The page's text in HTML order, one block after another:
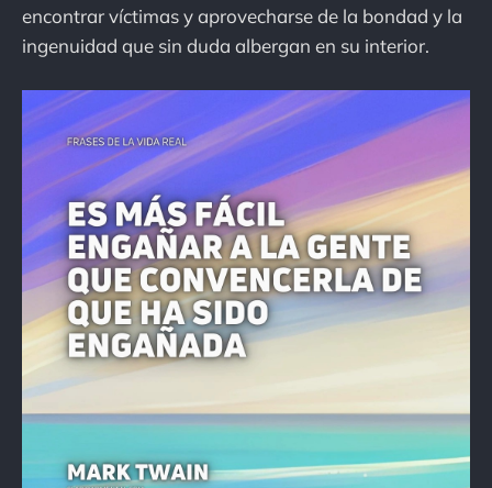
encontrar víctimas y aprovecharse de la bondad y la
ingenuidad que sin duda albergan en su interior.